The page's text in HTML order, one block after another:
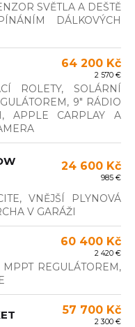
SVĚTLA A DEŠTĚ
DÁLKOVÝCH
64 200 Kč
2 570 €
ROLETY, SOLÁRNÍ
9" RÁDIO
APPLE CARPLAY A
24 600 Kč
985 €
VNĚJŠÍ PLYNOVÁ
V GARÁŽI
60 400 Kč
2 420 €
REGULÁTOREM,
57 700 Kč
2 300 €